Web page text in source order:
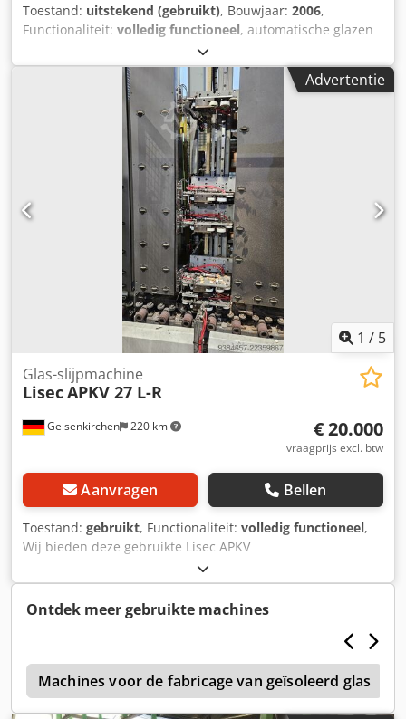
Toestand: uitstekend (gebruikt), Bouwjaar: 2006,
Functionaliteit: volledig functioneel, automatische glazen
snijtafel voor halfe 'jumbo'-formaten: 3710 x 2600 mm
machineafmetingen: 3400 x 4250 mm totaal vermogen: 19
kW glasdikte: 3 - 19 mm snijtolerantie: +/- 0,25 mm
gewicht: 1900 kg geschikt voor het snijden van vinyl en het
scannen van sjablonen met een laser automatische meting
van de glasdikte automatische aanpassing van de snijdruk
Cedpfozlpl Djx Aqpsha geschikt voor het snijden van
Advertentie
1 / 5
Gelsenkirchen 220 km
Glas-slijpmachine
LisecAPKV 27 L-R
€ 20.000
vraagprijs excl. btw
Aanvragen Bellen
Toestand: gebruikt, Functionaliteit: volledig functioneel,
Wij bieden deze gebruikte Lisec APKV
isolatieglasproductiemachine, bouwjaar 2010, te koop aan.
Chsdpfx Aqezmn H Nspoa Fabrikant: Lisec Model: APKV
Bouwjaar: 2010 Staat: gebruikt Categorie-ID: 519 Type-ID:
2077 Type machine: Isolatieglasproductiemachine Heeft u
vragen of wilt u meer informatie? Neem dan gerust contact
met ons op via een bericht of een telefoontje.
Ontdek meer gebruikte machines
Machines voor de fabricage van geïsoleerd glas